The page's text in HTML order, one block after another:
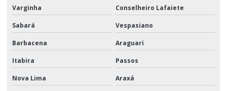
Varginha Conselheiro Lafaiete
Sabará Vespasiano
Barbacena Araguari
Itabira Passos
Nova Lima Araxá